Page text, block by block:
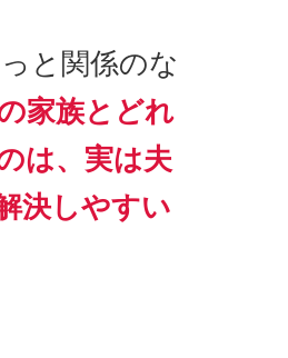
と関係のな
家族とどれ
は、実は夫
決しやすい